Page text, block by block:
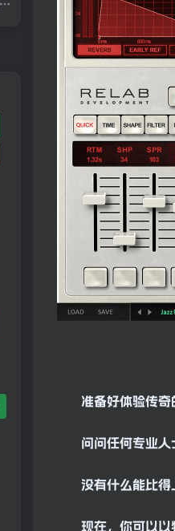
准备好体验传奇
问问任何专业
没有什么能比
现在，你可以